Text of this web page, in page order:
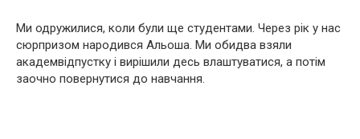
Ми одружилися, коли були ще студентами. Через рік у нас
сюрпризом нapoдився Альоша. Ми обидва взяли
академвідпустку і вирішили десь влаштуватися, а потім
заочно повернутися до навчання.